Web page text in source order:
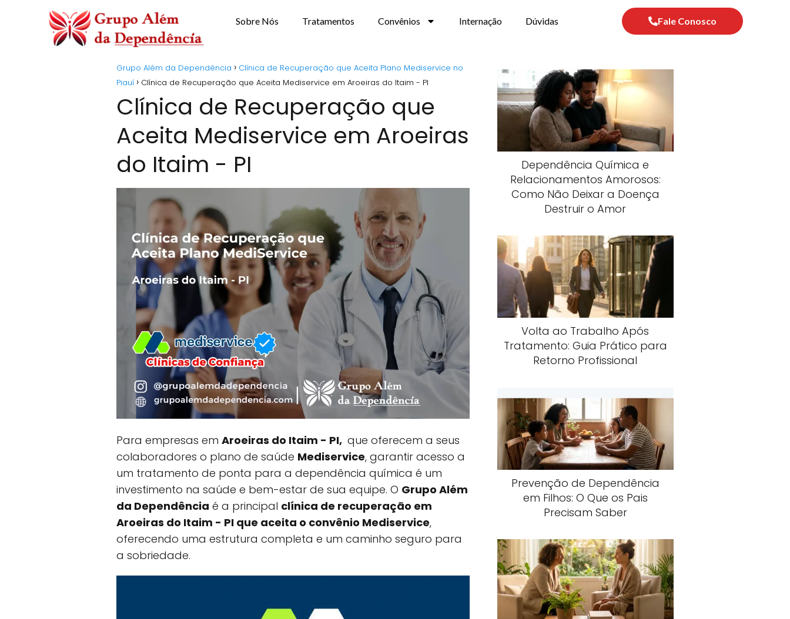
Sobre Nós Tratamentos Convênios Internação Dúvidas Fale Conosco
Grupo Além da Dependência
Clínica de Recuperação que Aceita Plano Mediservice no
Piauí
Clínica de Recuperação que Aceita Mediservice em Aroeiras do Itaim - PI
Clínica de Recuperação que
Aceita Mediservice em Aroeiras
do Itaim - PI
Para empresas em Aroeiras do Itaim - PI, que oferecem a seus
colaboradores o plano de saúde Mediservice, garantir acesso a
um tratamento de ponta para a dependência química é um
investimento na saúde e bem-estar de sua equipe. O Grupo Além
da Dependência é a principal clínica de recuperação em
Aroeiras do Itaim - PI que aceita o convênio Mediservice,
oferecendo uma estrutura completa e um caminho seguro para
a sobriedade.
Dependência Química e
Relacionamentos Amorosos:
Como Não Deixar a Doença
Destruir o Amor
Volta ao Trabalho Após
Tratamento: Guia Prático para
Retorno Profissional
Prevenção de Dependência
em Filhos: O Que os Pais
Precisam Saber